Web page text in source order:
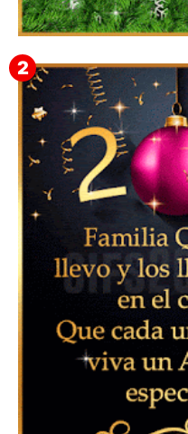
▷ Imágenes 2026 PNG
3D 【DESCARGAR